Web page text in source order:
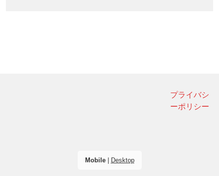
プライバシ
ーポリシー
Mobile| Desktop